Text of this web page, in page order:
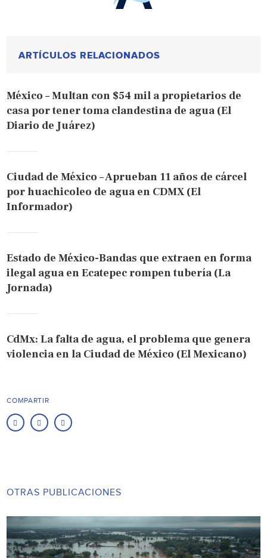
ARTÍCULOS RELACIONADOS
México – Multan con $54 mil a propietarios de
casa por tener toma clandestina de agua (El
Diario de Juárez)
Ciudad de México – Aprueban 11 años de cárcel
por huachicoleo de agua en CDMX (El
Informador)
Estado de México-Bandas que extraen en forma
ilegal agua en Ecatepec rompen tubería (La
Jornada)
CdMx: La falta de agua, el problema que genera
violencia en la Ciudad de México (El Mexicano)
COMPARTIR
OTRAS PUBLICACIONES